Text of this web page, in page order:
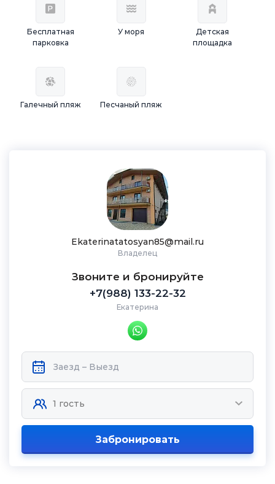
Бесплатная
парковка
У моря
Детская
площадка
Галечный пляж Песчаный пляж
Ekaterinatatosyan85@mail.ru
Владелец
Звоните и бронируйте
+7(988) 133-22-32
Екатерина
Забронировать